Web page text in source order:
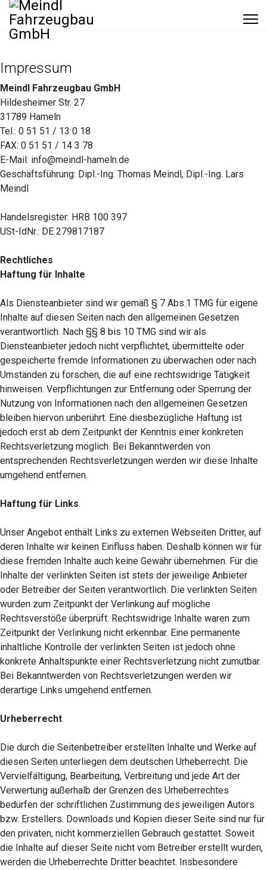
Impressum
Meindl Fahrzeugbau GmbH
Hildesheimer Str. 27
31789 Hameln
Tel.: 0 51 51 / 13 0 18
FAX: 0 51 51 / 14 3 78
E-Mail: info@meindl-hameln.de
Geschäftsführung: Dipl.-Ing. Thomas Meindl, Dipl.-Ing. Lars
Meindl
Handelsregister: HRB 100 397
USt-IdNr.: DE 279817187
Rechtliches
Haftung für Inhalte
Als Diensteanbieter sind wir gemäß § 7 Abs.1 TMG für eigene
Inhalte auf diesen Seiten nach den allgemeinen Gesetzen
verantwortlich. Nach §§ 8 bis 10 TMG sind wir als
Diensteanbieter jedoch nicht verpflichtet, übermittelte oder
gespeicherte fremde Informationen zu überwachen oder nach
Umständen zu forschen, die auf eine rechtswidrige Tätigkeit
hinweisen. Verpflichtungen zur Entfernung oder Sperrung der
Nutzung von Informationen nach den allgemeinen Gesetzen
bleiben hiervon unberührt. Eine diesbezügliche Haftung ist
jedoch erst ab dem Zeitpunkt der Kenntnis einer konkreten
Rechtsverletzung möglich. Bei Bekanntwerden von
entsprechenden Rechtsverletzungen werden wir diese Inhalte
umgehend entfernen.
Haftung für Links
Unser Angebot enthält Links zu externen Webseiten Dritter, auf
deren Inhalte wir keinen Einfluss haben. Deshalb können wir für
diese fremden Inhalte auch keine Gewähr übernehmen. Für die
Inhalte der verlinkten Seiten ist stets der jeweilige Anbieter
oder Betreiber der Seiten verantwortlich. Die verlinkten Seiten
wurden zum Zeitpunkt der Verlinkung auf mögliche
Rechtsverstöße überprüft. Rechtswidrige Inhalte waren zum
Zeitpunkt der Verlinkung nicht erkennbar. Eine permanente
inhaltliche Kontrolle der verlinkten Seiten ist jedoch ohne
konkrete Anhaltspunkte einer Rechtsverletzung nicht zumutbar.
Bei Bekanntwerden von Rechtsverletzungen werden wir
derartige Links umgehend entfernen.
Urheberrecht
Die durch die Seitenbetreiber erstellten Inhalte und Werke auf
diesen Seiten unterliegen dem deutschen Urheberrecht. Die
Vervielfältigung, Bearbeitung, Verbreitung und jede Art der
Verwertung außerhalb der Grenzen des Urheberrechtes
bedürfen der schriftlichen Zustimmung des jeweiligen Autors
bzw. Erstellers. Downloads und Kopien dieser Seite sind nur für
den privaten, nicht kommerziellen Gebrauch gestattet. Soweit
die Inhalte auf dieser Seite nicht vom Betreiber erstellt wurden,
werden die Urheberrechte Dritter beachtet. Insbesondere